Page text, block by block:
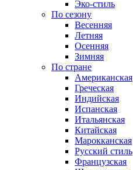
Эко-стиль
По сезону
Весенняя
Летняя
Осенняя
Зимняя
По стране
Американская
Греческая
Индийская
Испанская
Итальянская
Китайская
Марокканская
Русский стиль
Французская